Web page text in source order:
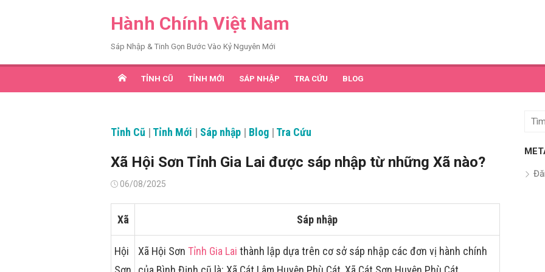
Hành Chính Việt Nam
Sáp Nhập & Tinh Gọn Bước Vào Kỷ Nguyên Mới
TỈNH CŨ TỈNH MỚI SÁP NHẬP TRA CỨU BLOG
Tỉnh Cũ | Tỉnh Mới | Sáp nhập | Blog | Tra Cứu
Xã Hội Sơn Tỉnh Gia Lai được sáp nhập từ những Xã nào?
Đăng06/08/2025
Xã Sáp nhập
Hội
Xã Hội Sơn Tỉnh Gia Lai thành lập dựa trên cơ sở sáp nhập các đơn vị hành chính
Tìm
quả